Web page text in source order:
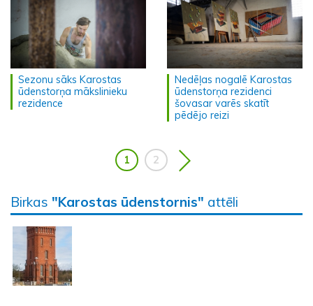
Sezonu sāks Karostas
ūdenstorņa mākslinieku
rezidence
Nedēļas nogalē Karostas
ūdenstorņa rezidenci
šovasar varēs skatīt
pēdējo reizi
1 2
Birkas "Karostas ūdenstornis" attēli